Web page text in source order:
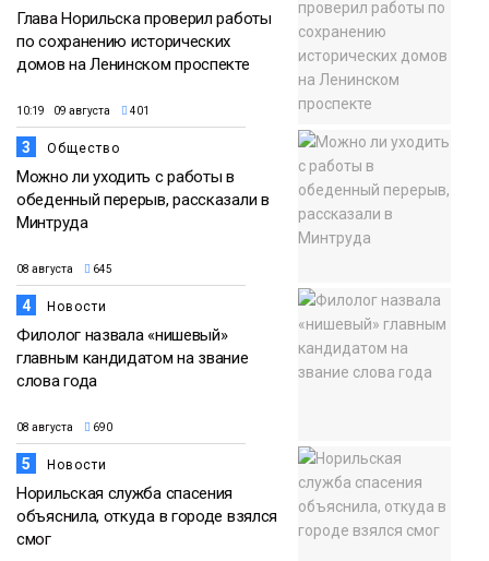
Глава Норильска проверил работы
по сохранению исторических
домов на Ленинском проспекте
10:19 09 августа 401
3 Общество
Можно ли уходить с работы в
обеденный перерыв, рассказали в
Минтруда
08 августа 645
4 Новости
Филолог назвала «нишевый»
главным кандидатом на звание
слова года
08 августа 690
5 Новости
Норильская служба спасения
объяснила, откуда в городе взялся
смог